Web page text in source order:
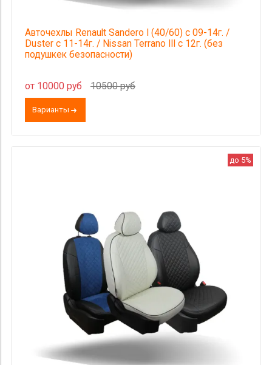
Авточехлы Renault Sandero I (40/60) с 09-14г. /
Duster с 11-14г. / Nissan Terrano III с 12г. (без
подушкек безопасности)
от 10000 руб 10500 руб
Варианты
до 5%